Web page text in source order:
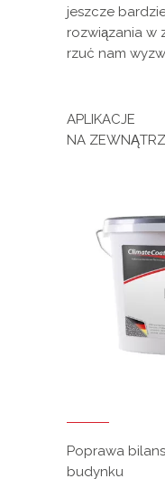
jeszcze
rozwiązania w
rzuć nam
APLIKACJE
NA ZEWNĄTRZ
Poprawa
budynku